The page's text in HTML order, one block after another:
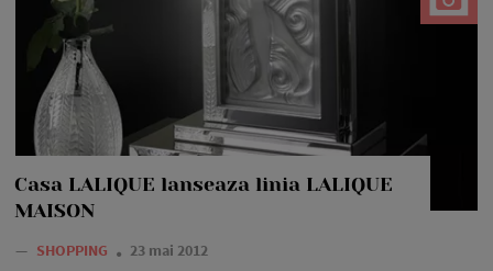
Casa LALIQUE lanseaza linia LALIQUE
MAISON
— SHOPPING 23 mai 2012